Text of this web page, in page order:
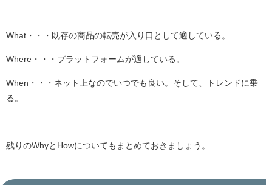
What・・・既存の商品の転売が入り口として適している。
Where・・・プラットフォームが適している。
When・・・ネット上なのでいつでも良い。そして、トレンドに乗
る。
残りのWhyとHowについてもまとめておきましょう。